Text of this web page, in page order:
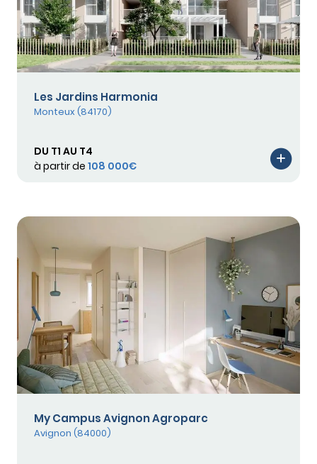
Les Jardins Harmonia
Monteux (84170)
DU T1 AU T4
à partir de 108 000€
My Campus Avignon Agroparc
Avignon (84000)